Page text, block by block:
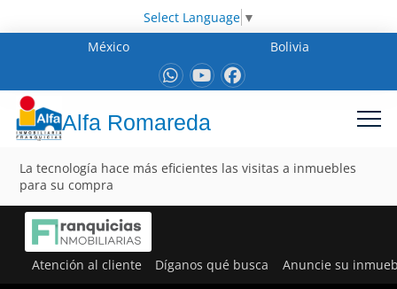
Select Language ▼
México
Bolivia
Alfa Romareda
La tecnología hace más eficientes las visitas a inmuebles
para su compra
Atención al cliente Díganos qué busca Anuncie su